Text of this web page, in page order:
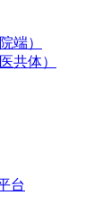
端）
共体）
台